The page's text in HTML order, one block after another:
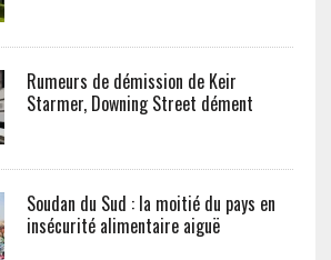
Rumeurs de démission de Keir
Starmer, Downing Street dément
Soudan du Sud : la moitié du pays en
insécurité alimentaire aiguë